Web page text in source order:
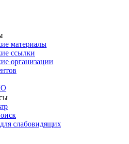
материалы
ссылки
организации
слабовидящих